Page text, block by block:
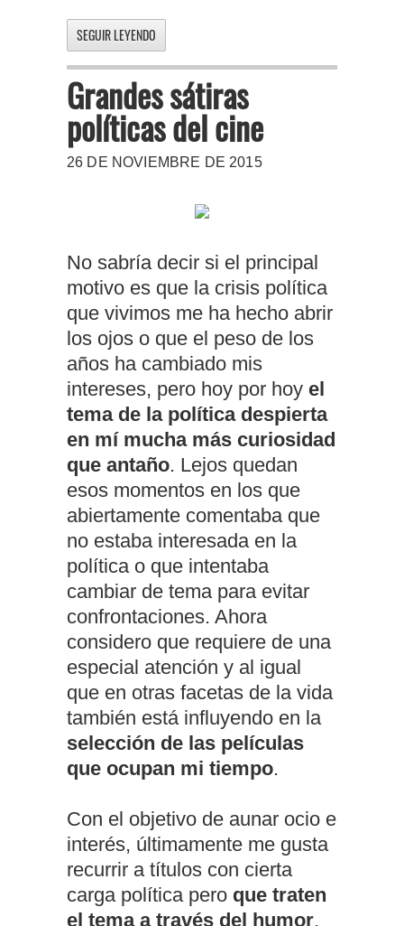
SEGUIR LEYENDO
Grandes sátiras
políticas del cine
26 DE NOVIEMBRE DE 2015
No sabría decir si el principal
motivo es que la crisis política
que vivimos me ha hecho abrir
los ojos o que el peso de los
años ha cambiado mis
intereses, pero hoy por hoy el
tema de la política despierta
en mí mucha más curiosidad
que antaño. Lejos quedan
esos momentos en los que
abiertamente comentaba que
no estaba interesada en la
política o que intentaba
cambiar de tema para evitar
confrontaciones. Ahora
considero que requiere de una
especial atención y al igual
que en otras facetas de la vida
también está influyendo en la
selección de las películas
que ocupan mi tiempo.
Con el objetivo de aunar ocio e
interés, últimamente me gusta
recurrir a títulos con cierta
carga política pero que traten
el tema a través del humor,